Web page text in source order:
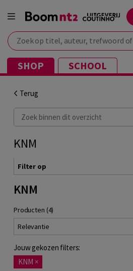
Zoek op titel, auteur, trefwoord of ISBN
SHOP SCHOOL
Terug
Zoek binnen dit overzicht
KNM
Filter op
KNM
Producten (4)
Relevantie
Jouw gekozen filters:
KNM ×